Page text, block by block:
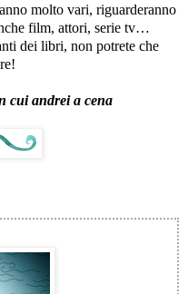
molto vari, riguarderanno
film, attori, serie tv…
dei libri, non potrete che
cui andrei a cena